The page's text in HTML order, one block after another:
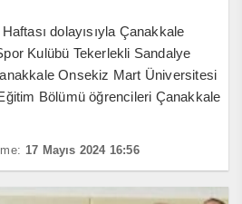
dolayısıyla Çanakkale
Kulübü Tekerlekli Sandalye
Onsekiz Mart Üniversitesi
Bölümü öğrencileri Çanakkale
17 Mayıs 2024 16:56